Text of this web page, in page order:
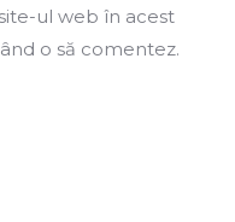
ul web în acest
o să comentez.